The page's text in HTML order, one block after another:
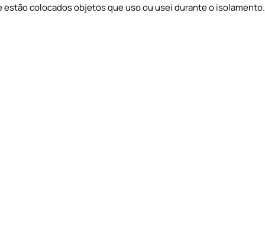
estão colocados objetos que uso ou usei durante o isolamento.